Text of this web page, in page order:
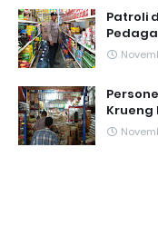
Patroli
Krueng